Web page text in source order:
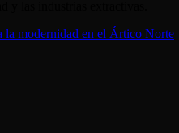
la modernidad en el Ártico Norte